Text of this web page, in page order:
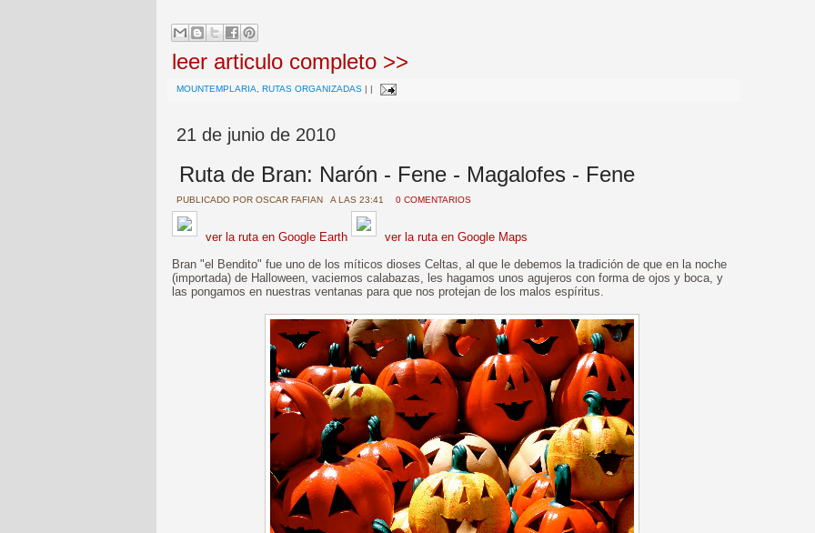
leer articulo completo >>
MOUNTEMPLARIA RUTAS ORGANIZADAS | |
21 de junio de 2010
Ruta de Bran: Narón - Fene - Magalofes - Fene
PUBLICADO POR OSCAR FAFIAN A LAS 23:41 0 COMENTARIOS
ver la ruta en Google Earth
ver la ruta en Google Maps
Bran "el Bendito" fue uno de los míticos dioses Celtas, al que le debemos la tradición de que en la noche
(importada) de Halloween, vaciemos calabazas, les hagamos unos agujeros con forma de ojos y boca, y
las pongamos en nuestras ventanas para que nos protejan de los malos espíritus.